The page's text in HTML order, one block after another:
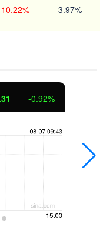
10.22% 3.97%
-0.92%